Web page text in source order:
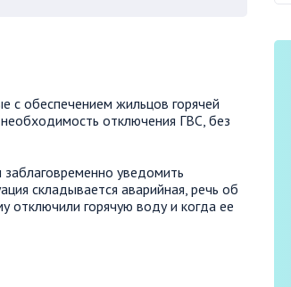
с обеспечением жильцов горячей
отключения ГВС, без
уведомить
складывается аварийная, речь об
отключили горячую воду и когда ее